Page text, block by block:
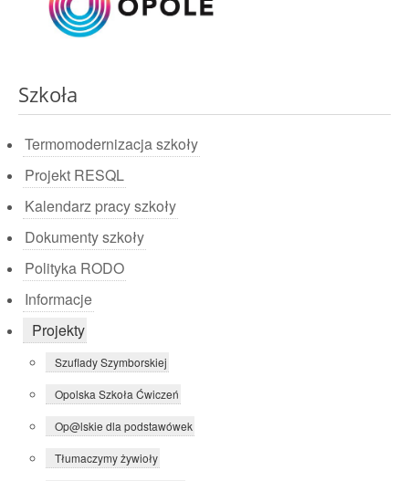
Szkoła
Termomodernizacja szkoły
Projekt RESQL
Kalendarz pracy szkoły
Dokumenty szkoły
Polityka RODO
Informacje
Projekty
Szuflady Szymborskiej
Opolska Szkoła Ćwiczeń
Op@lskie dla podstawówek
Tłumaczymy żywioły